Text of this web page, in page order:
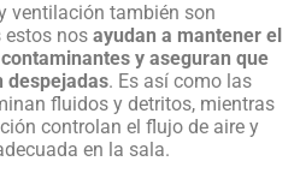
ventilación también son
estos nos ayudan a mantener el
y aseguran que
despejadas. Es así como las
fluidos y detritos, mientras
controlan el flujo de aire y
en la sala.